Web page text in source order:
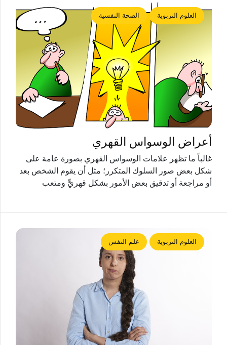
العلوم التربوية الصحة النفسية
أعراض الوسواس القهري
غالباً ما تظهر علامات الوسواس القهري بصورة عامة على
شكل بعض صور السلوك المتكرر؛ مثل أن يقوم الشخص بعد
أو مراجعة أو تدقيق بعض الأمور بشكل قهريٍّ ومتعب
العلوم التربوية علم النفس